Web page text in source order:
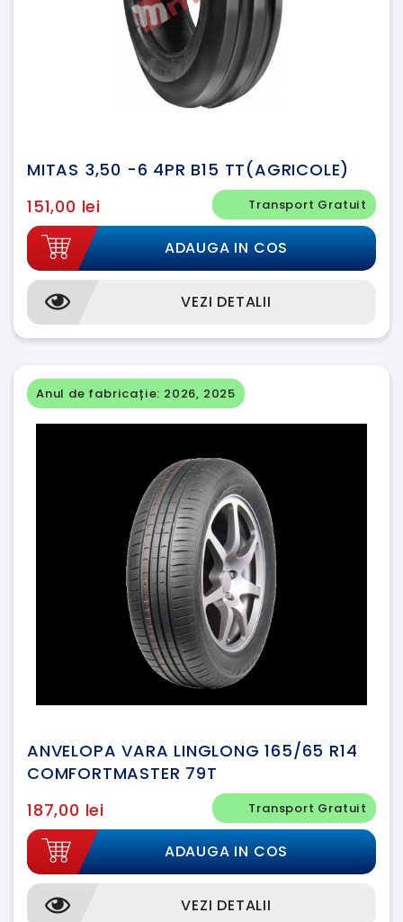
MITAS 3,50 -6 4PR B15 TT(AGRICOLE)
Transport Gratuit
151,00 lei
ADAUGA IN COS
VEZI DETALII
ANVELOPA VARA LINGLONG 165/65 R14
COMFORTMASTER 79T
Transport Gratuit
187,00 lei
ADAUGA IN COS
VEZI DETALII